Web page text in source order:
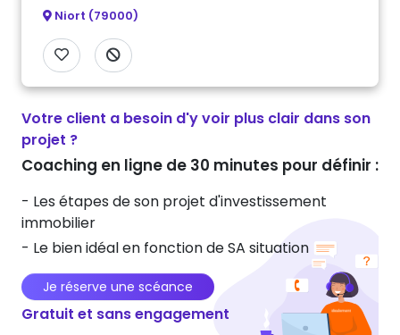
Niort (79000)
Votre client a besoin d'y voir plus clair dans son
projet ?
Coaching en ligne de 30 minutes pour définir :
- Les étapes de son projet d'investissement
immobilier
- Le bien idéal en fonction de SA situation
Je réserve une scéance
Gratuit et sans engagement